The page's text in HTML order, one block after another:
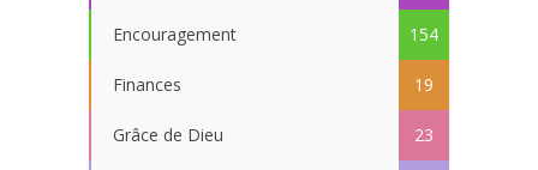
Encouragement 154
Finances 19
Grâce de Dieu 23